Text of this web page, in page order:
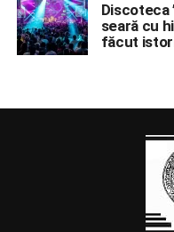
Discoteca
seară cu
făcut